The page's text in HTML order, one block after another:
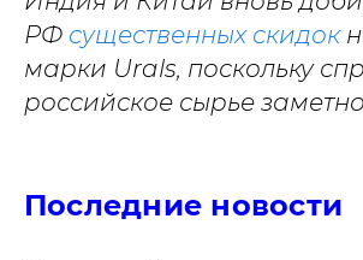
РФ существенных скидок
марки Urals, поскольку
российское сырье
Последние новости